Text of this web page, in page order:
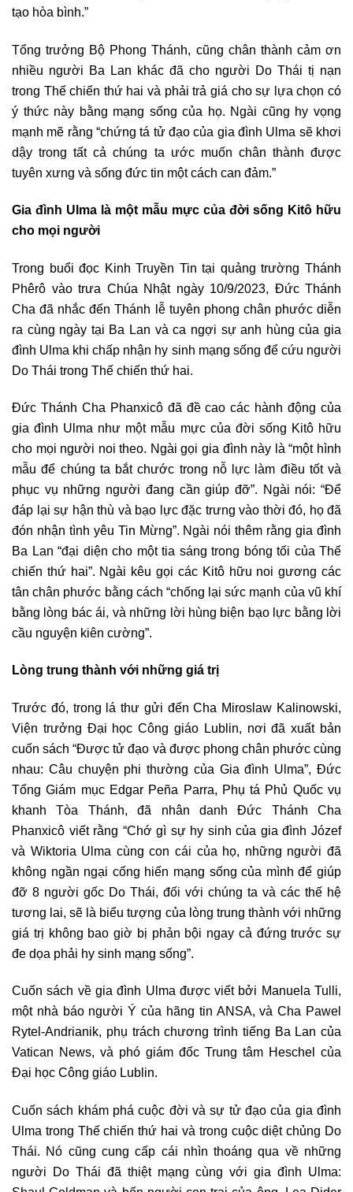
tạo hòa bình.”
Tổng trưởng Bộ Phong Thánh, cũng chân thành cảm ơn
nhiều người Ba Lan khác đã cho người Do Thái tị nạn
trong Thế chiến thứ hai và phải trả giá cho sự lựa chọn có
ý thức này bằng mạng sống của họ. Ngài cũng hy vọng
mạnh mẽ rằng “chứng tá tử đạo của gia đình Ulma sẽ khơi
dậy trong tất cả chúng ta ước muốn chân thành được
tuyên xưng và sống đức tin một cách can đảm.”
Gia đình Ulma là một mẫu mực của đời sống Kitô hữu
cho mọi người
Trong buổi đọc Kinh Truyền Tin tại quảng trường Thánh
Phêrô vào trưa Chúa Nhật ngày 10/9/2023, Đức Thánh
Cha đã nhắc đến Thánh lễ tuyên phong chân phước diễn
ra cùng ngày tại Ba Lan và ca ngợi sự anh hùng của gia
đình Ulma khi chấp nhận hy sinh mạng sống để cứu người
Do Thái trong Thế chiến thứ hai.
Đức Thánh Cha Phanxicô đã đề cao các hành động của
gia đình Ulma như một mẫu mực của đời sống Kitô hữu
cho mọi người noi theo. Ngài gọi gia đình này là “một hình
mẫu để chúng ta bắt chước trong nỗ lực làm điều tốt và
phục vụ những người đang cần giúp đỡ”. Ngài nói: “Để
đáp lại sự hận thù và bạo lực đặc trưng vào thời đó, họ đã
đón nhận tình yêu Tin Mừng”. Ngài nói thêm rằng gia đình
Ba Lan “đại diện cho một tia sáng trong bóng tối của Thế
chiến thứ hai”. Ngài kêu gọi các Kitô hữu noi gương các
tân chân phước bằng cách “chống lại sức mạnh của vũ khí
bằng lòng bác ái, và những lời hùng biện bạo lực bằng lời
cầu nguyện kiên cường”.
Lòng trung thành với những giá trị
Trước đó, trong lá thư gửi đến Cha Miroslaw Kalinowski,
Viện trưởng Đại học Công giáo Lublin, nơi đã xuất bản
cuốn sách “Được tử đạo và được phong chân phước cùng
nhau: Câu chuyện phi thường của Gia đình Ulma”, Đức
Tổng Giám mục Edgar Peña Parra, Phụ tá Phủ Quốc vụ
khanh Tòa Thánh, đã nhân danh Đức Thánh Cha
Phanxicô viết rằng “Chớ gì sự hy sinh của gia đình Józef
và Wiktoria Ulma cùng con cái của họ, những người đã
không ngần ngại cống hiến mạng sống của mình để giúp
đỡ 8 người gốc Do Thái, đối với chúng ta và các thế hệ
tương lai, sẽ là biểu tượng của lòng trung thành với những
giá trị không bao giờ bị phản bội ngay cả đứng trước sự
đe dọa phải hy sinh mạng sống”.
Cuốn sách về gia đình Ulma được viết bởi Manuela Tulli,
một nhà báo người Ý của hãng tin ANSA, và Cha Pawel
Rytel-Andrianik, phụ trách chương trình tiếng Ba Lan của
Vatican News, và phó giám đốc Trung tâm Heschel của
Đại học Công giáo Lublin.
Cuốn sách khám phá cuộc đời và sự tử đạo của gia đình
Ulma trong Thế chiến thứ hai và trong cuộc diệt chủng Do
Thái. Nó cũng cung cấp cái nhìn thoáng qua về những
người Do Thái đã thiệt mạng cùng với gia đình Ulma: